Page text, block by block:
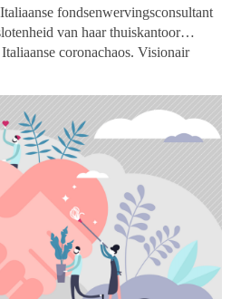
fondsenwervingsconsultant
van haar thuiskantoor
coronachaos. Visionair
de maatschappij – plooiden zich
de visie en de waarden van de
communicatie over de missie en
en onverkende methodes snel